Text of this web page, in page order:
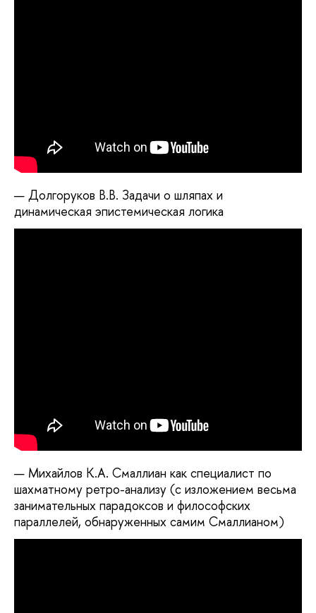
Долгоруков В.В. Задачи о шляпах и
динамическая эпистемическая логика
Михайлов К.А. Смаллиан как специалист по
шахматному ретро-анализу (с изложением весьма
занимательных парадоксов и философских
параллелей, обнаруженных самим Смаллианом)